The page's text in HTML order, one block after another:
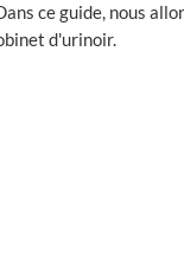
ce guide, nous
d'urinoir.